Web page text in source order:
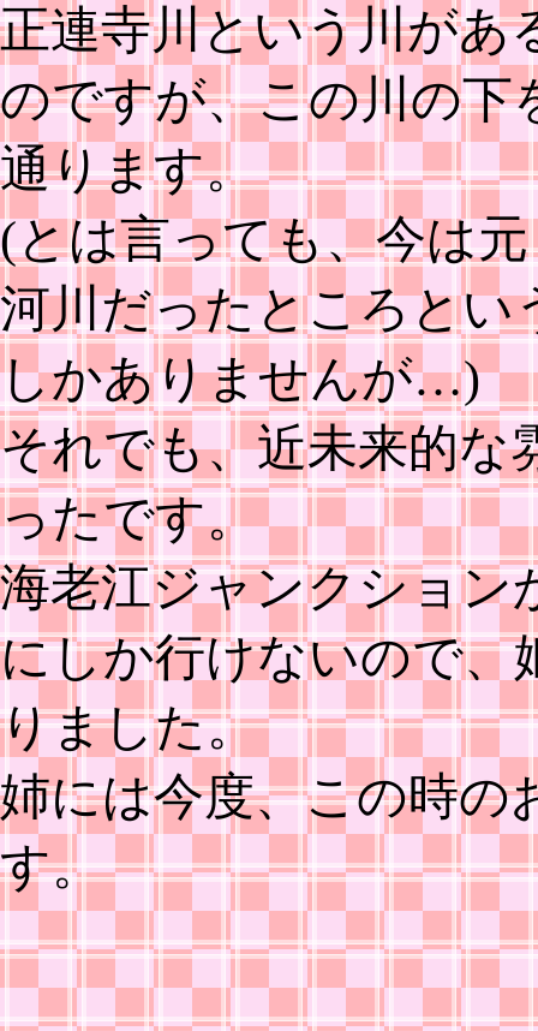
正連寺川という川があ
のですが、この川の下
通ります。
(とは言っても、今は元
河川だったところとい
しかありませんが…)
それでも、近未来的な
ったです。
海老江ジャンクション
にしか行けないので、
りました。
姉には今度、この時の
す。